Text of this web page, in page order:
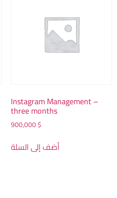
Instagram Management –
three months
900,000$
أضف إلى السلة